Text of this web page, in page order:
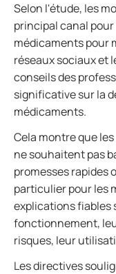
Selon l'étude, les
principal canal
médicaments pour
réseaux sociaux et
conseils des
significative sur la
médicaments.
Cela montre que
ne souhaitent pas
promesses rapides
particulier pour les
explications fiables
fonctionnement,
risques, leur
Les directives